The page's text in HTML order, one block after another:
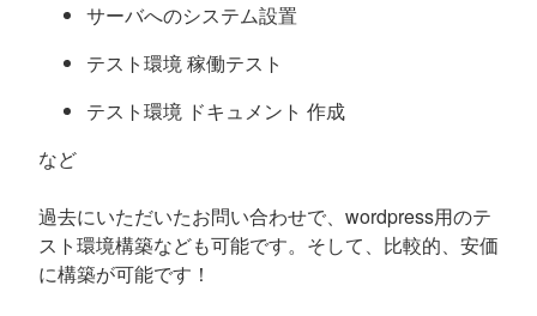
サーバへのシステム設置
テスト環境 稼働テスト
テスト環境 ドキュメント 作成
など
過去にいただいたお問い合わせで、wordpress用のテ
スト環境構築なども可能です。そして、比較的、安価
に構築が可能です！